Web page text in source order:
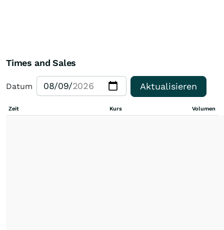
Times and Sales
Datum Aktualisieren
Zeit Kurs Volumen